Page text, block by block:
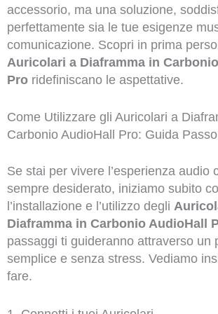
accessorio, ma una soluzione,
perfettamente sia le tue esigenze
comunicazione. Scopri in prima
Auricolari a Diaframma in
Proridefiniscano le aspettative.
Come Utilizzare gli Auricolari a
Carbonio AudioHall Pro: Guida
Se stai per vivere l’esperienza audio
sempre desiderato, iniziamo subito
l’installazione e l’utilizzo degli
Diaframma in Carbonio AudioHall
passaggi ti guideranno attraverso un
semplice e senza stress. Vediamo
fare.